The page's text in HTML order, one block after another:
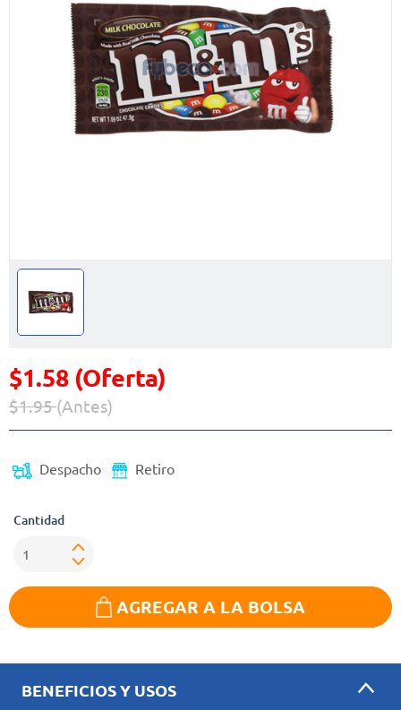
$1.58 (Oferta)
Precio reducido de
$1.95(Antes)
Despacho Retiro
Cantidad
AGREGAR A LA BOLSA
BENEFICIOS Y USOS